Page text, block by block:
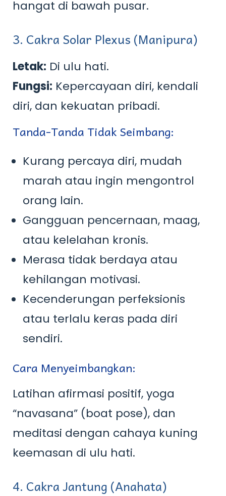
hangat di bawah pusar.
3. Cakra Solar Plexus (Manipura)
Letak: Di ulu hati.
Fungsi: Kepercayaan diri, kendali
diri, dan kekuatan pribadi.
Tanda-Tanda Tidak Seimbang:
Kurang percaya diri, mudah
marah atau ingin mengontrol
orang lain.
Gangguan pencernaan, maag,
atau kelelahan kronis.
Merasa tidak berdaya atau
kehilangan motivasi.
Kecenderungan perfeksionis
atau terlalu keras pada diri
sendiri.
Cara Menyeimbangkan:
Latihan afirmasi positif, yoga
“navasana” (boat pose), dan
meditasi dengan cahaya kuning
keemasan di ulu hati.
4. Cakra Jantung (Anahata)